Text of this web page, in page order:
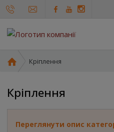
о
о
а
Кріплення
Кріплення
Переглянути опис